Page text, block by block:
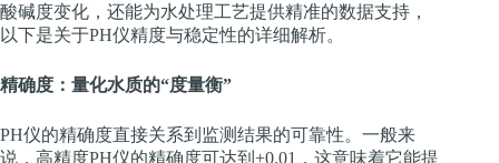
酸碱度变化，还能为水处理工艺提供精准的数据支持，
以下是关于PH仪精度与稳定性的详细解析。
精确度：量化水质的“度量衡”
PH仪的精确度直接关系到监测结果的可靠性。一般来
说，高精度PH仪的精确度可达到±0.01，这意味着它能提